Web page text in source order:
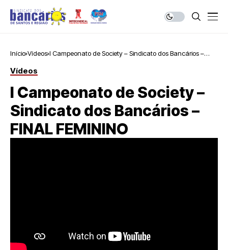
Início Vídeos I Campeonato de Society – Sindicato dos Bancários –
Vídeos
I Campeonato de Society –
Sindicato dos Bancários –
FINAL FEMININO